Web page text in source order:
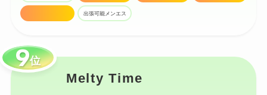
出張可能メンエス
位
Melty Time